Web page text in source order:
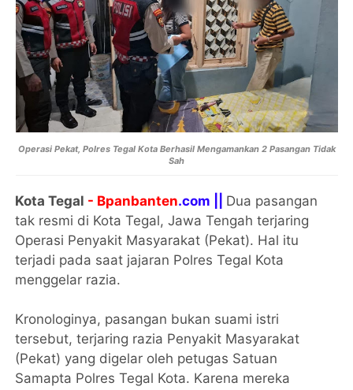
Operasi Pekat, Polres Tegal Kota Berhasil Mengamankan 2 Pasangan Tidak
Sah
Kota Tegal - Bpanbanten.com || Dua pasangan
tak resmi di Kota Tegal, Jawa Tengah terjaring
Operasi Penyakit Masyarakat (Pekat). Hal itu
terjadi pada saat jajaran Polres Tegal Kota
menggelar razia.
Kronologinya, pasangan bukan suami istri
tersebut, terjaring razia Penyakit Masyarakat
(Pekat) yang digelar oleh petugas Satuan
Samapta Polres Tegal Kota. Karena mereka